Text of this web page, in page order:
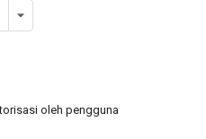
oleh pengguna